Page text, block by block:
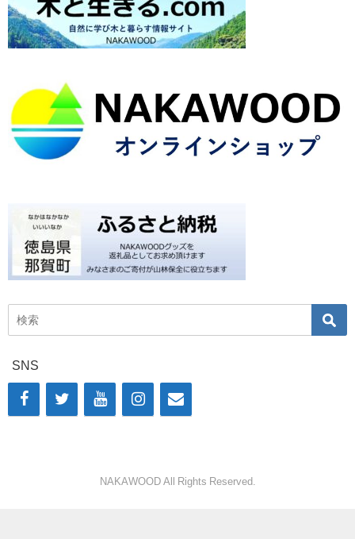
SNS
NAKAWOOD All Rights Reserved.